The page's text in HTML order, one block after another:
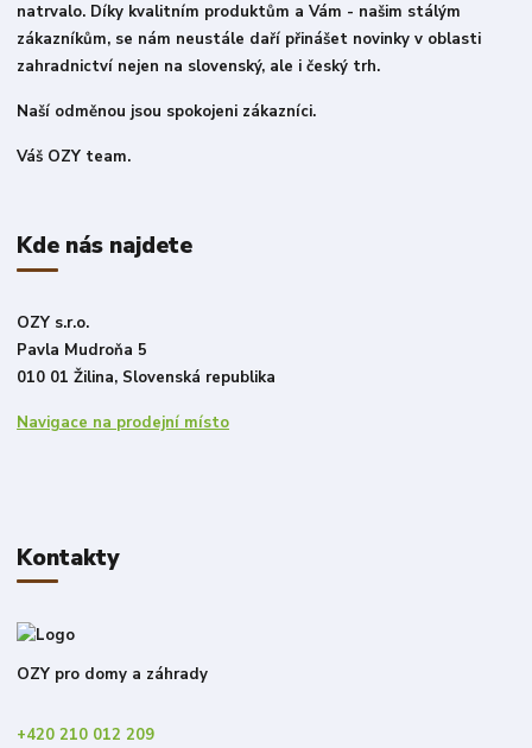
natrvalo. Díky kvalitním produktům a Vám - našim stálým
zákazníkům, se nám neustále daří přinášet novinky v oblasti
zahradnictví nejen na slovenský, ale i český trh.
Naší odměnou jsou spokojeni zákazníci.
Váš OZY team.
Kde nás najdete
OZY s.r.o.
Pavla Mudroňa 5
010 01 Žilina, Slovenská republika
Navigace na prodejní místo
Kontakty
OZY pro domy a záhrady
+420 210 012 209